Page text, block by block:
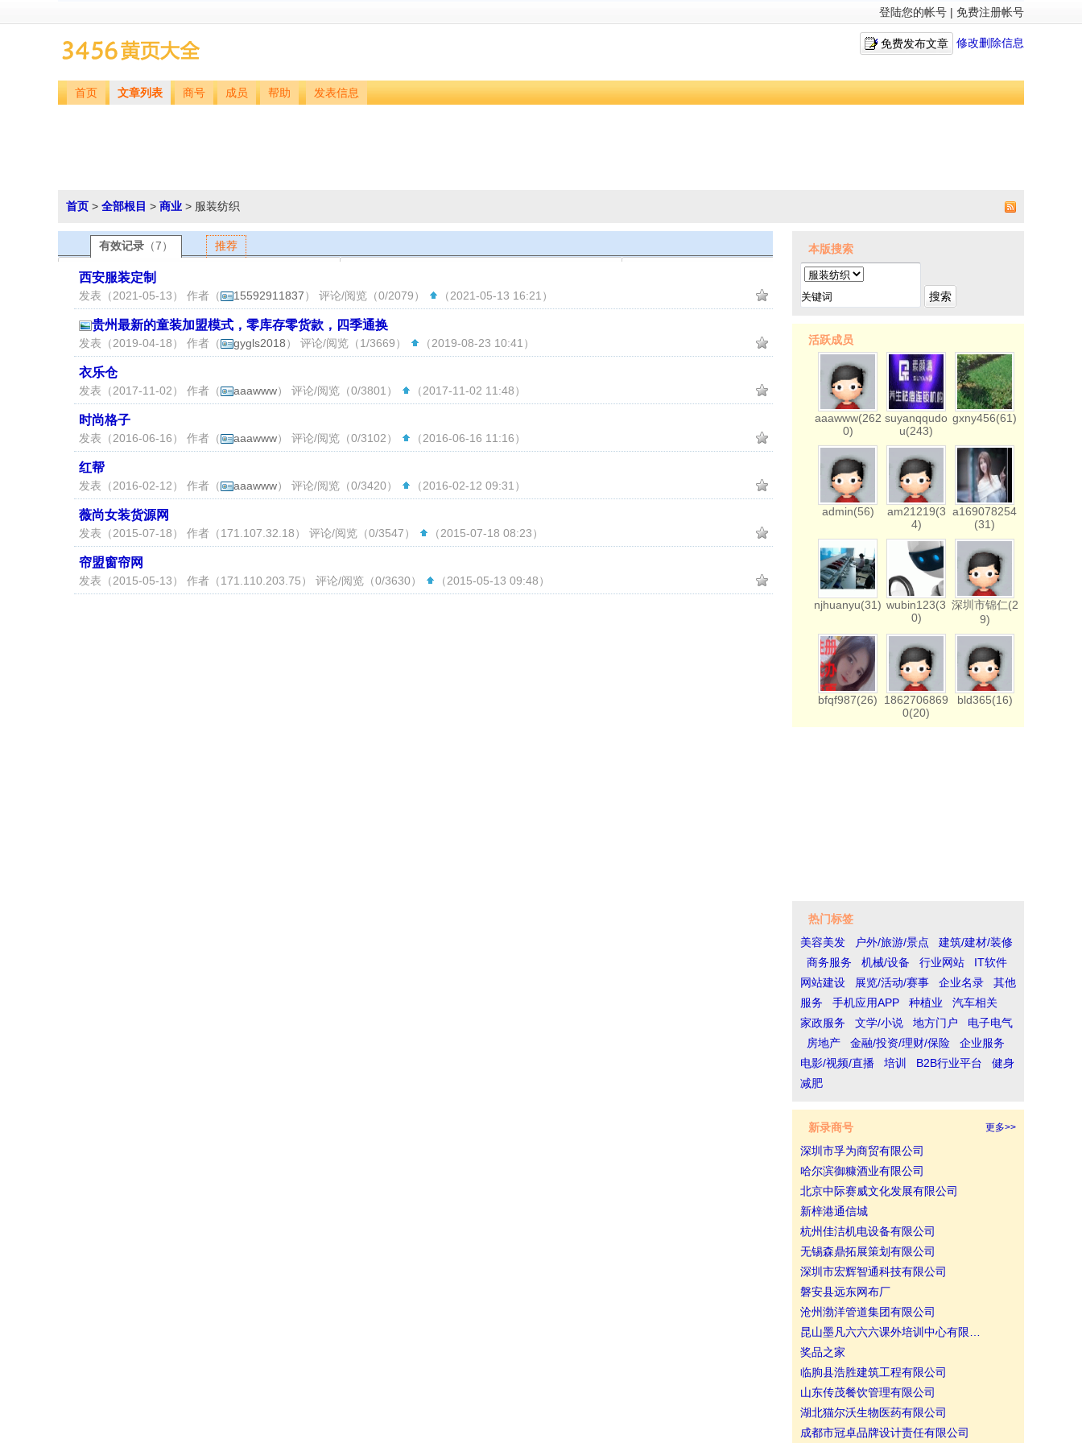
登陆您的帐号 | 免费注册帐号
免费发布文章 修改删除信息
首页 文章列表 商号 成员 帮助 发表信息
首页 > 全部根目 > 商业 > 服装纺织
有效记录 （7） 推荐
西安服装定制
发表（2021-05-13） 作者（ 15592911837） 评论/阅览（0/2079） （2021-05-13 16:21）
贵州最新的童装加盟模式，零库存零货款，四季通换
发表（2019-04-18） 作者（ gygls2018） 评论/阅览（1/3669） （2019-08-23 10:41）
衣乐仓
发表（2017-11-02） 作者（ aaawww） 评论/阅览（0/3801） （2017-11-02 11:48）
时尚格子
发表（2016-06-16） 作者（ aaawww） 评论/阅览（0/3102） （2016-06-16 11:16）
红帮
发表（2016-02-12） 作者（ aaawww） 评论/阅览（0/3420） （2016-02-12 09:31）
薇尚女装货源网
发表（2015-07-18） 作者（171.107.32.18） 评论/阅览（0/3547） （2015-07-18 08:23）
帘盟窗帘网
发表（2015-05-13） 作者（171.110.203.75） 评论/阅览（0/3630） （2015-05-13 09:48）
本版搜索
搜索
活跃成员
aaawww(262
0)
suyanqqudo
u(243)
gxny456(61)
admin(56)
am21219(3
4)
a169078254
(31)
njhuanyu(31) wubin123(3
0)
深圳市锦仁(2
9)
bfqf987(26)
1862706869
0(20)
bld365(16)
热门标签
美容美发
户外/旅游/景点
建筑/建材/装修
商务服务
机械/设备 行业网站
IT软件
网站建设
展览/活动/赛事 企业名录
其他
服务
手机应用APP 种植业
汽车相关
家政服务
文学/小说 地方门户
电子电气
房地产
金融/投资/理财/保险
企业服务
电影/视频/直播
培训 B2B行业平台
健身
减肥
更多>>
新录商号
深圳市孚为商贸有限公司
哈尔滨御糠酒业有限公司
北京中际赛威文化发展有限公司
新梓港通信城
杭州佳洁机电设备有限公司
无锡森鼎拓展策划有限公司
深圳市宏辉智通科技有限公司
磐安县远东网布厂
沧州渤洋管道集团有限公司
昆山墨凡六六六课外培训中心有限…
奖品之家
临朐县浩胜建筑工程有限公司
山东传茂餐饮管理有限公司
湖北猫尔沃生物医药有限公司
成都市冠卓品牌设计责任有限公司